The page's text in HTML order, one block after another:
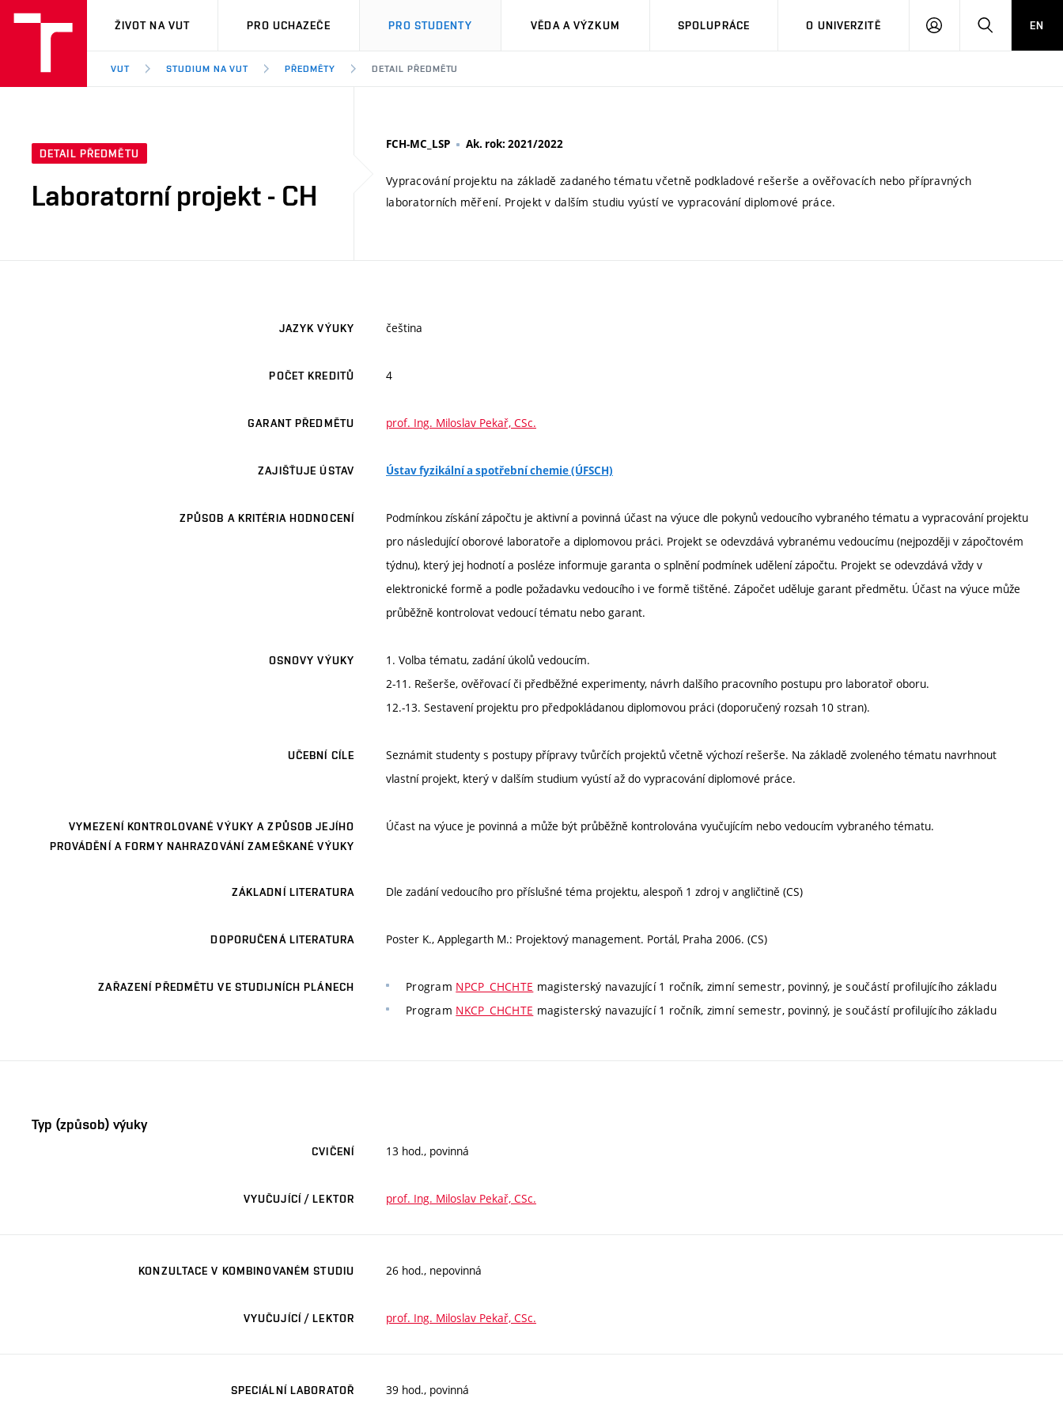
VUT
ŽIVOT NA VUT PRO UCHAZEČE PRO STUDENTY VĚDA A VÝZKUM SPOLUPRÁCE O UNIVERZITĚ
PŘIHLÁSIT HLEDATEN
VUT STUDIUM NA VUT PŘEDMĚTY DETAIL PŘEDMĚTU
DETAIL PŘEDMĚTU
Laboratorní projekt - CH
FCH-MC_LSP Ak. rok: 2021/2022
Vypracování projektu na základě zadaného tématu včetně podkladové rešerše a ověřovacích nebo přípravných
laboratorních měření. Projekt v dalším studiu vyústí ve vypracování diplomové práce.
JAZYK VÝUKY čeština
POČET KREDITŮ 4
GARANT PŘEDMĚTU prof. Ing. Miloslav Pekař, CSc.
ZAJIŠŤUJE ÚSTAV Ústav fyzikální a spotřební chemie (ÚFSCH)
ZPŮSOB A KRITÉRIA HODNOCENÍ
Podmínkou získání zápočtu je aktivní a povinná účast na výuce dle pokynů vedoucího vybraného tématu a vypracování projektu
pro následující oborové laboratoře a diplomovou práci. Projekt se odevzdává vybranému vedoucímu (nejpozději v zápočtovém
týdnu), který jej hodnotí a posléze informuje garanta o splnění podmínek udělení zápočtu. Projekt se odevzdává vždy v
elektronické formě a podle požadavku vedoucího i ve formě tištěné. Zápočet uděluje garant předmětu. Účast na výuce může
průběžně kontrolovat vedoucí tématu nebo garant.
OSNOVY VÝUKY
1. Volba tématu, zadání úkolů vedoucím.
2-11. Rešerše, ověřovací či předběžné experimenty, návrh dalšího pracovního postupu pro laboratoř oboru.
12.-13. Sestavení projektu pro předpokládanou diplomovou práci (doporučený rozsah 10 stran).
UČEBNÍ CÍLE
Seznámit studenty s postupy přípravy tvůrčích projektů včetně výchozí rešerše. Na základě zvoleného tématu navrhnout
vlastní projekt, který v dalším studium vyústí až do vypracování diplomové práce.
VYMEZENÍ KONTROLOVANÉ VÝUKY A ZPŮSOB JEJÍHO
PROVÁDĚNÍ A FORMY NAHRAZOVÁNÍ ZAMEŠKANÉ VÝUKY
Účast na výuce je povinná a může být průběžně kontrolována vyučujícím nebo vedoucím vybraného tématu.
ZÁKLADNÍ LITERATURA Dle zadání vedoucího pro příslušné téma projektu, alespoň 1 zdroj v angličtině (CS)
DOPORUČENÁ LITERATURA Poster K., Applegarth M.: Projektový management. Portál, Praha 2006. (CS)
ZAŘAZENÍ PŘEDMĚTU VE STUDIJNÍCH PLÁNECH Program NPCP_CHCHTE magisterský navazující 1 ročník, zimní semestr, povinný, je součástí profilujícího základu
Program NKCP_CHCHTE magisterský navazující 1 ročník, zimní semestr, povinný, je součástí profilujícího základu
Typ (způsob) výuky
CVIČENÍ 13 hod., povinná
VYUČUJÍCÍ / LEKTOR prof. Ing. Miloslav Pekař, CSc.
KONZULTACE V KOMBINOVANÉM STUDIU 26 hod., nepovinná
VYUČUJÍCÍ / LEKTOR prof. Ing. Miloslav Pekař, CSc.
SPECIÁLNÍ LABORATOŘ 39 hod., povinná